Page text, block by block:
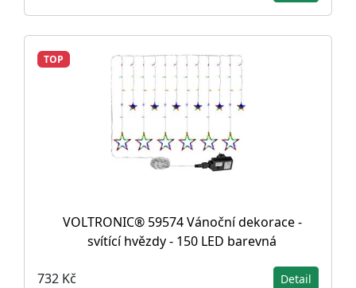
TOP
VOLTRONIC® 59574 Vánoční dekorace -
svítící hvězdy - 150 LED barevná
732 Kč Detail